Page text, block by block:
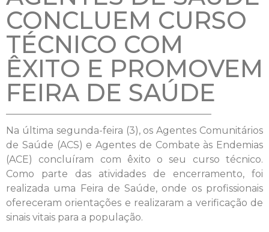
CONCLUEM CURSO
TÉCNICO COM
ÊXITO E PROMOVEM
FEIRA DE SAÚDE
Na última segunda-feira (3), os Agentes Comunitários
de Saúde (ACS) e Agentes de Combate às Endemias
(ACE) concluíram com êxito o seu curso técnico.
Como parte das atividades de encerramento, foi
realizada uma Feira de Saúde, onde os profissionais
ofereceram orientações e realizaram a verificação de
sinais vitais para a população.